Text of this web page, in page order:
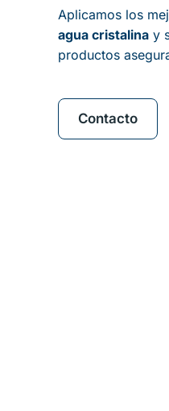
Aplicamos los
agua cristalina y
productos
Contacto